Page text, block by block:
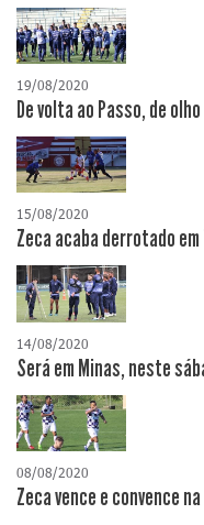
19/08/2020
De volta ao Passo, de
15/08/2020
Zeca acaba derrotado em
14/08/2020
Será em Minas, neste
08/08/2020
Zeca vence e convence